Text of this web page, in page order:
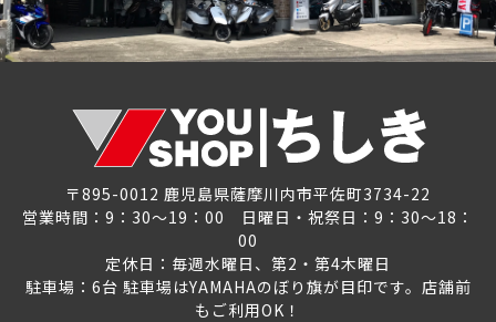
〒895-0012 鹿児島県薩摩川内市平佐町3734-22
営業時間：9：30～19：00 日曜日・祝祭日：9：30～18：
00
定休日：毎週水曜日、第2・第4木曜日
駐車場：6台 駐車場はYAMAHAのぼり旗が目印です。店舗前
もご利用OK！